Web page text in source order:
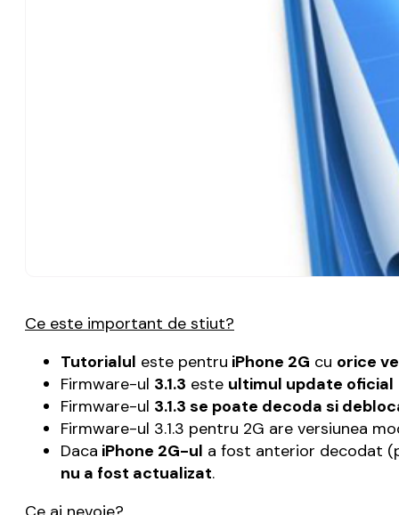
Ce este important de stiut?
Tutorialul este pentru iPhone 2G cu orice
Firmware-ul 3.1.3 este ultimul update oficial
Firmware-ul 3.1.3 se poate decoda si
Firmware-ul 3.1.3 pentru 2G are versiunea
Daca iPhone 2G-ul a fost anterior decodat
nu a fost actualizat.